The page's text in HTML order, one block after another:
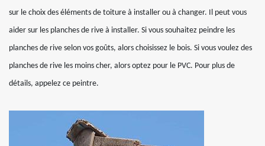
sur le choix des éléments de toiture à installer ou à changer. Il peut vous
aider sur les planches de rive à installer. Si vous souhaitez peindre les
planches de rive selon vos goûts, alors choisissez le bois. Si vous voulez des
planches de rive les moins cher, alors optez pour le PVC. Pour plus de
détails, appelez ce peintre.